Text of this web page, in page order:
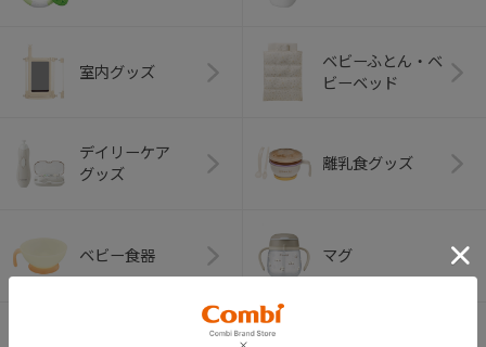
室内グッズ
ベビーふとん・ベ
ビーベッド
デイリーケア
グッズ
離乳食グッズ
ベビー食器 マグ